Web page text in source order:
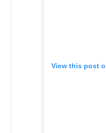
View this post